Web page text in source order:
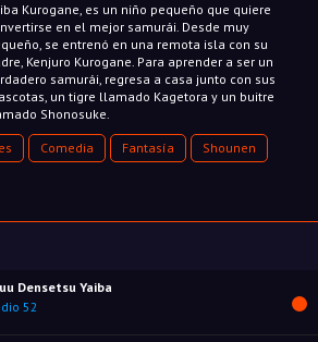
Kurogane, es un niño pequeño que quiere
en el mejor samurái. Desde muy
se entrenó en una remota isla con su
Kenjuro Kurogane. Para aprender a ser un
samurái, regresa a casa junto con sus
un tigre llamado Kagetora y un buitre
Shonosuke.
Comedia Fantasía Shounen
Densetsu Yaiba
52